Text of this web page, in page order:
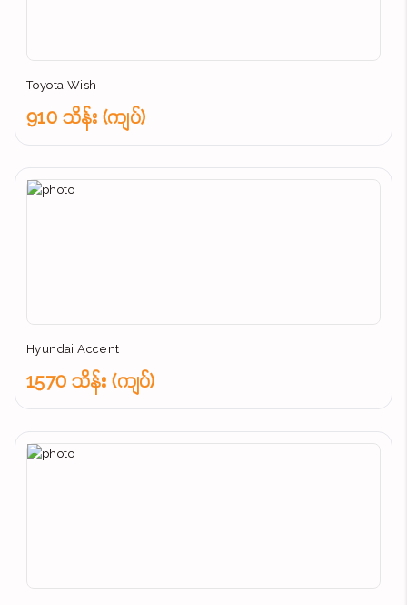
Toyota Wish
910 သိန်း (ကျပ်)
Hyundai Accent
1570 သိန်း (ကျပ်)